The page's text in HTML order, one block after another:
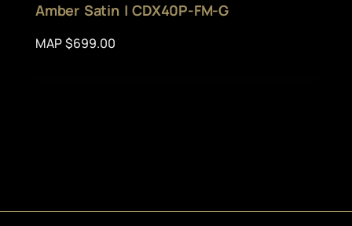
Amber Satin | CDX40P-FM-G
MAP $699.00